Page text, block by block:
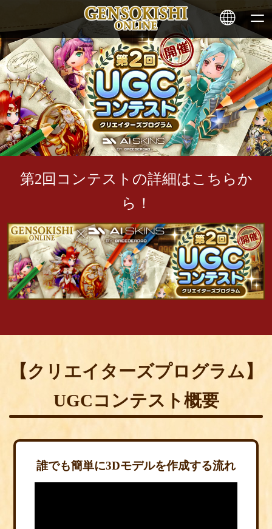
HOME
ニュース
サービス
その他
お問い合わせ
コミュニティ
第2回コンテストの詳細はこちらか
ら！
【クリエイターズプログラム】
UGCコンテスト概要
誰でも簡単に3Dモデルを作成する流れ